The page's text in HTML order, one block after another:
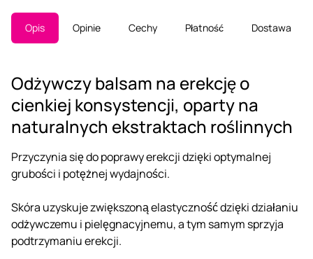
Opis Opinie Cechy Płatność Dostawa
Odżywczy balsam na erekcję o
cienkiej konsystencji, oparty na
naturalnych ekstraktach roślinnych
Przyczynia się do poprawy erekcji dzięki optymalnej
grubości i potężnej wydajności.
Skóra uzyskuje zwiększoną elastyczność dzięki działaniu
odżywczemu i pielęgnacyjnemu, a tym samym sprzyja
podtrzymaniu erekcji.